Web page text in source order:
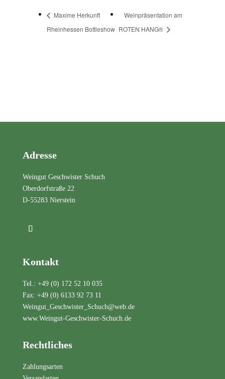
Maxime Herkunft
Rheinhessen Bottleshow
Weinpräsentation am
ROTEN HANG®
Adresse
Weingut Geschwister Schuch
Oberdorfstraße 22
D-55283 Nierstein
Kontakt
Tel.: +49 (0) 172 52 10 035
Fax: +49 (0) 6133 92 73 11
Weingut_Geschwister_Schuch@web.de
www.Weingut-Geschwister-Schuch.de
Rechtliches
Zahlungsarten